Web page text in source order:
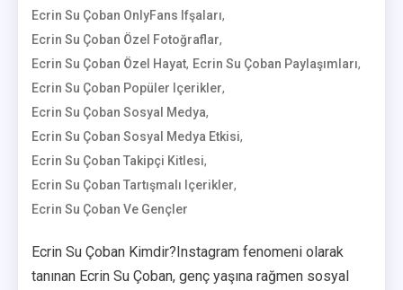
Ecrin Su Çoban OnlyFans Ifşaları,
Ecrin Su Çoban Özel Fotoğraflar,
Ecrin Su Çoban Özel Hayat, Ecrin Su Çoban Paylaşımları,
Ecrin Su Çoban Popüler Içerikler,
Ecrin Su Çoban Sosyal Medya,
Ecrin Su Çoban Sosyal Medya Etkisi,
Ecrin Su Çoban Takipçi Kitlesi,
Ecrin Su Çoban Tartışmalı Içerikler,
Ecrin Su Çoban Ve Gençler
Ecrin Su Çoban Kimdir?Instagram fenomeni olarak
tanınan Ecrin Su Çoban, genç yaşına rağmen sosyal